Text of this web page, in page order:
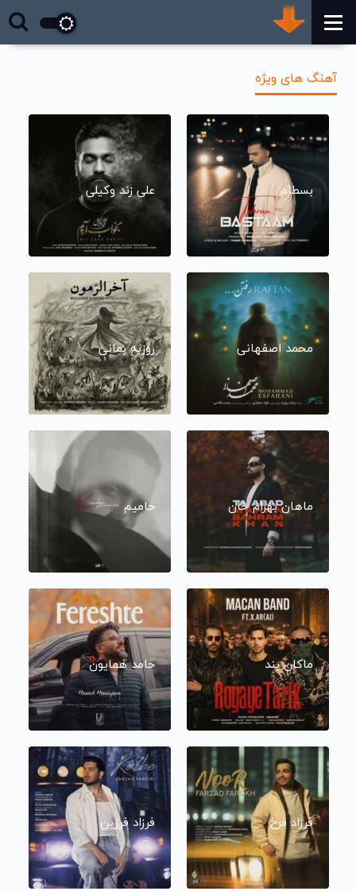
آهنگ های ویژه
بسطام علی زند وکیلی
محمد اصفهانی روزبه بمانی
ماهان بهرام خان حامیم
ماکان بند حامد همایون
فرزاد فرخ فرزاد فرزین